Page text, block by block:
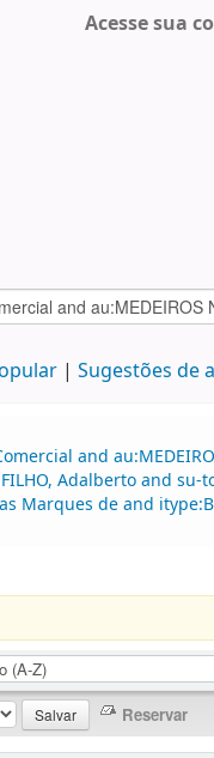
Acesse sua
Sugestões de
and
Adalberto and su-
Marques de and